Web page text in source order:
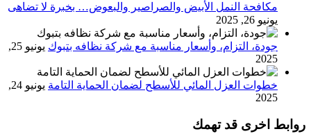
مكافحة النمل الأبيض والصراصير والبعوض… بخبرة لا تضاهى
يونيو 26, 2025
جودة، التزام، وأسعار مناسبة مع شركة نظافه بتبوك
يونيو 25,
2025
خطوات العزل المائي للأسطح لضمان الحماية التامة
يونيو 24,
2025
روابط اخرى قد تهمك